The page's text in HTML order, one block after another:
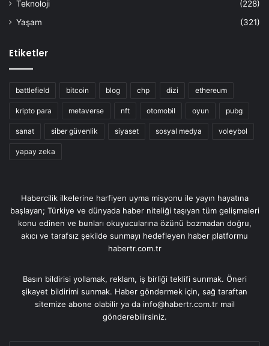
Teknoloji
(228)
Yaşam
(321)
Etiketler
battlefield bitcoin blog chp dizi ethereum
kripto para metaverse nft otomobil oyun pubg
sanat siber güvenlik siyaset sosyal medya voleybol
yapay zeka
Habercilik ilkelerine harfiyen uyma misyonu ile yayın hayatına
başlayan; Türkiye ve dünyada haber niteliği taşıyan tüm gelişmeleri
konu edinen ve bunları okuyucularına özünü bozmadan doğru,
akıcı ve tarafsız şekilde sunmayı hedefleyen haber platformu
habertr.com.tr
Basın bildirisi yollamak, reklam, iş birliği teklifi sunmak. Öneri
şikayet bildirimi sunmak. Haber göndermek için, sağ taraftan
sitemize abone olabilir ya da info@habertr.com.tr mail
gönderebilirsiniz.